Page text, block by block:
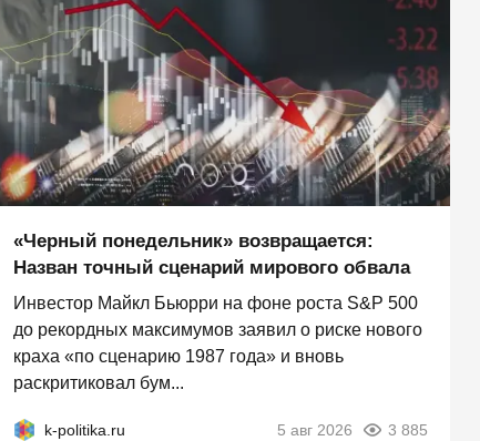
«Черный понедельник» возвращается:
Назван точный сценарий мирового обвала
Инвестор Майкл Бьюрри на фоне роста S&P 500
до рекордных максимумов заявил о риске нового
краха «по сценарию 1987 года» и вновь
раскритиковал бум...
k-politika.ru 5 авг 2026 3 885